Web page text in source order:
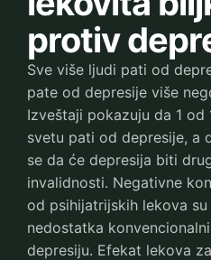
protiv
Sve više ljudi pati od
pate od depresije više
Izveštaji pokazuju da 1 od
svetu pati od depresije, a
se da će depresija biti
invalidnosti. Negativne
od psihijatrijskih lekova
nedostatka
depresiju. Efekat lekova